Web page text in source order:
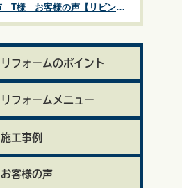
鹿児島市 T様 お客様の声【リビングプラザ滝の神】鹿児島市・リフォーム・塗装・外構・造園
リフォームのポイント
リフォームメニュー
施工事例
お客様の声